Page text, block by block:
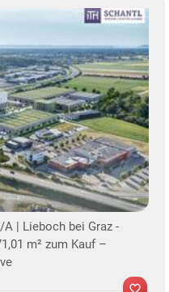
TE
KLIS
| Lieboch bei Graz -
m² zum Kauf –